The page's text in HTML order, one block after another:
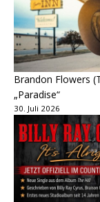
Brandon Flowers
„Paradise“
30. Juli 2026